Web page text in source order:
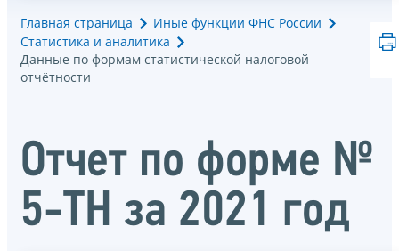
Главная страница
Иные функции ФНС России
Статистика и аналитика
Данные по формам статистической налоговой
отчётности
Отчет по форме №
5-ТН за 2021 год